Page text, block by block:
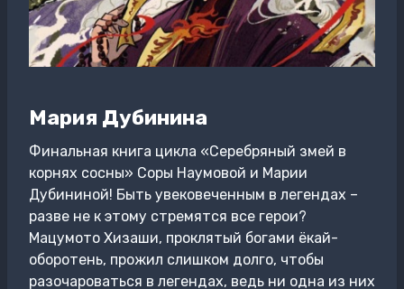
Мария Дубинина
Финальная книга цикла «Серебряный змей в
корнях сосны» Соры Наумовой и Марии
Дубининой! Быть увековеченным в легендах –
разве не к этому стремятся все герои?
Мацумото Хизаши, проклятый богами ёкай-
оборотень, прожил слишком долго, чтобы
разочароваться в легендах, ведь ни одна из них